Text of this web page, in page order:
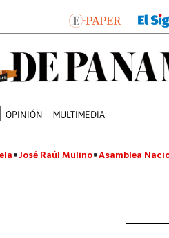
OPINIÓN MULTIMEDIA
José Raúl Mulino Asamblea